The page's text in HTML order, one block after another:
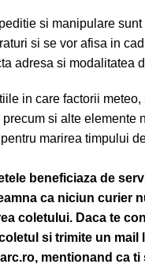
si manipulare sunt
si se vor afisa in
adresa si modalitatea
in care factorii meteo,
si alte elemente
marirea timpului
beneficiaza de
ca niciun curier
coletului. Daca te
si trimite un mail
mentionand ca ti